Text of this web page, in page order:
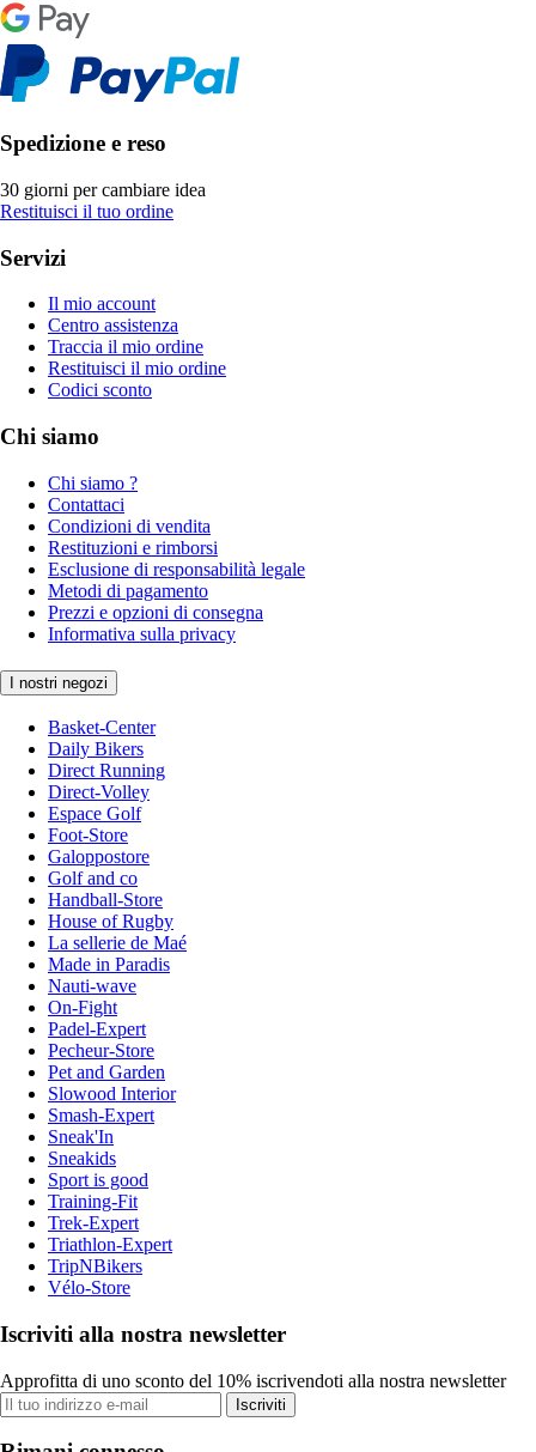
Spedizione e reso
30 giorni per cambiare idea
Restituisci il tuo ordine
Servizi
Il mio account
Centro assistenza
Traccia il mio ordine
Restituisci il mio ordine
Codici sconto
Chi siamo
Chi siamo ?
Contattaci
Condizioni di vendita
Restituzioni e rimborsi
Esclusione di responsabilità legale
Metodi di pagamento
Prezzi e opzioni di consegna
Informativa sulla privacy
I nostri negozi
Basket-Center
Daily Bikers
Direct Running
Direct-Volley
Espace Golf
Foot-Store
Galoppostore
Golf and co
Handball-Store
House of Rugby
La sellerie de Maé
Made in Paradis
Nauti-wave
On-Fight
Padel-Expert
Pecheur-Store
Pet and Garden
Slowood Interior
Smash-Expert
Sneak'In
Sneakids
Sport is good
Training-Fit
Trek-Expert
Triathlon-Expert
TripNBikers
Vélo-Store
Iscriviti alla nostra newsletter
Approfitta di uno sconto del 10% iscrivendoti alla nostra newsletter
Iscriviti